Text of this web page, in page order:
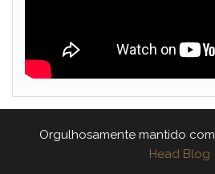
Orgulhosamente mantido com
Head Blog